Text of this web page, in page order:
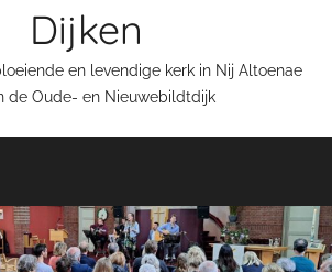
Dijken
en levendige kerk in Nij Altoenae
de Oude- en Nieuwebildtdijk